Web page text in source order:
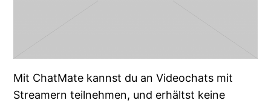
Mit ChatMate kannst du an Videochats mit
Streamern teilnehmen, und erhältst keine